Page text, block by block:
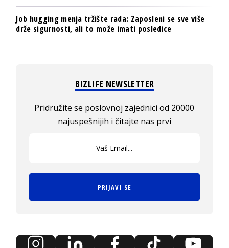
Job hugging menja tržište rada: Zaposleni se sve više
drže sigurnosti, ali to može imati posledice
BIZLIFE NEWSLETTER
Pridružite se poslovnoj zajednici od 20000
najuspešnijih i čitajte nas prvi
PRIJAVI SE